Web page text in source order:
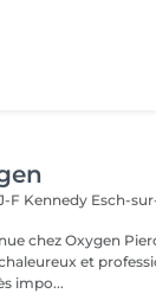
F Kennedy Esch-
Piercing & Tattoo à Esch. Nous sommes un
et
impo...